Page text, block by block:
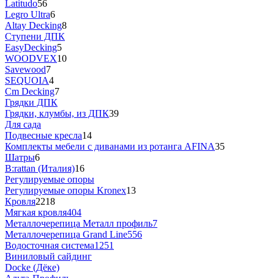
Latitudo56
Legro Ultra6
Altay Decking8
Ступени ДПК
EasyDecking5
WOODVEX10
Savewood7
SEQUOIA4
Cm Decking7
Грядки ДПК
Грядки, клумбы, из ДПК39
Для сада
Подвесные кресла14
Комплекты мебели с диванами из ротанга AFINA35
Шатры6
B:rattan (Италия)16
Регулируемые опоры
Регулируемые опоры Kronex13
Кровля2218
Мягкая кровля404
Металлочерепица Металл профиль7
Металлочерепица Grand Line556
Водосточная система1251
Виниловый сайдинг
Docke (Дёке)